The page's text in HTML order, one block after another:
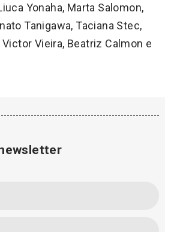
Yonaha, Marta Salomon,
Tanigawa, Taciana Stec,
Vieira, Beatriz Calmon e